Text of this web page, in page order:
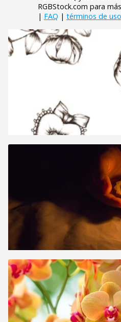
RGBStock.com para
| FAQ | términos de uso